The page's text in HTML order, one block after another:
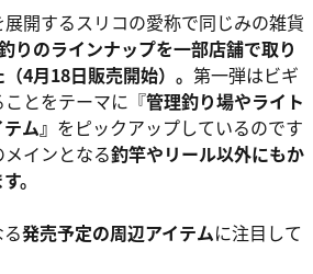
開するスリコの愛称で同じみの雑貨
りのラインナップを一部店舗で取り
4月18日販売開始）。 第一弾はビギ
とをテーマに『管理釣り場やライト
ム』 をピックアップしているのです
インとなる釣竿やリール以外にもか
。
発売予定の周辺アイテムに注目して